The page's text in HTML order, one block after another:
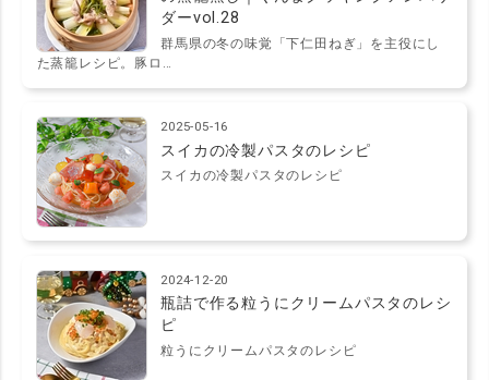
ダーvol.28
群馬県の冬の味覚「下仁田ねぎ」を主役にし
た蒸籠レシピ。豚ロ…
2025-05-16
スイカの冷製パスタのレシピ
スイカの冷製パスタのレシピ
2024-12-20
瓶詰で作る粒うにクリームパスタのレシ
ピ
粒うにクリームパスタのレシピ